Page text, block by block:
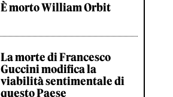
È morto William Orbit
La morte di Francesco
Guccini modifica la
viabilità sentimentale di
questo Paese